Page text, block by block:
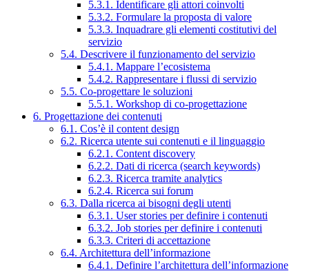
5.3.1. Identificare gli attori coinvolti
5.3.2. Formulare la proposta di valore
5.3.3. Inquadrare gli elementi costitutivi del
servizio
5.4. Descrivere il funzionamento del servizio
5.4.1. Mappare l’ecosistema
5.4.2. Rappresentare i flussi di servizio
5.5. Co-progettare le soluzioni
5.5.1. Workshop di co-progettazione
6. Progettazione dei contenuti
6.1. Cos’è il content design
6.2. Ricerca utente sui contenuti e il linguaggio
6.2.1. Content discovery
6.2.2. Dati di ricerca (search keywords)
6.2.3. Ricerca tramite analytics
6.2.4. Ricerca sui forum
6.3. Dalla ricerca ai bisogni degli utenti
6.3.1. User stories per definire i contenuti
6.3.2. Job stories per definire i contenuti
6.3.3. Criteri di accettazione
6.4. Architettura dell’informazione
6.4.1. Definire l’architettura dell’informazione